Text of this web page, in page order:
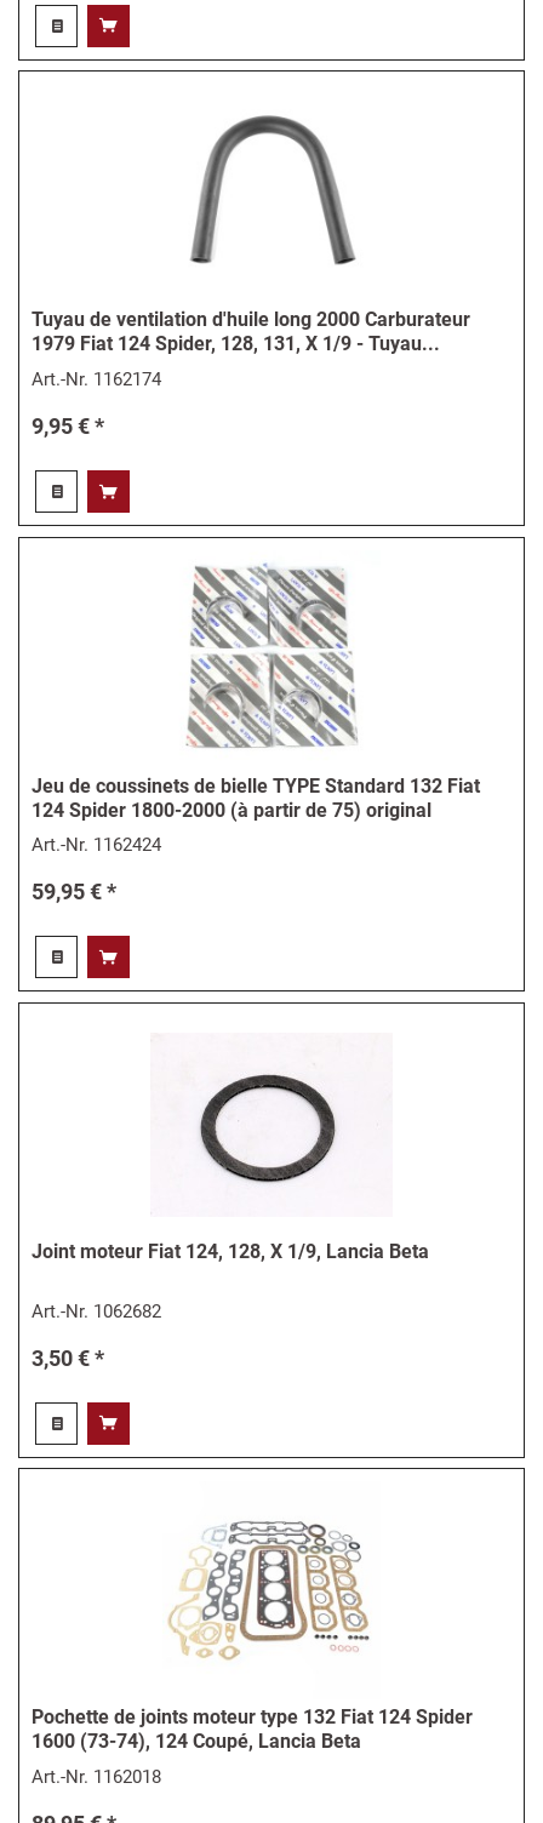
Tuyau de ventilation d'huile long 2000 Carburateur
1979 Fiat 124 Spider, 128, 131, X 1/9 - Tuyau...
Art.-Nr. 1162174
9,95 € *
Jeu de coussinets de bielle TYPE Standard 132 Fiat
124 Spider 1800-2000 (à partir de 75) original
Art.-Nr. 1162424
59,95 € *
Joint moteur Fiat 124, 128, X 1/9, Lancia Beta
Art.-Nr. 1062682
3,50 € *
Pochette de joints moteur type 132 Fiat 124 Spider
1600 (73-74), 124 Coupé, Lancia Beta
Art.-Nr. 1162018